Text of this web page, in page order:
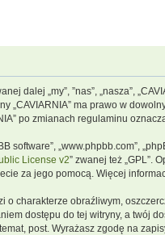
dalej „my”, ”nas”, „nasza”,
„CAVIARNIA” ma prawo w
po zmianach regulaminu
software”, „www.phpbb.com”,
License v2” zwanej też „GPL”.
za jego pomocą. Więcej
o charakterze obraźliwym,
dostępu do tej witryny, a twój
post. Wyrażasz zgodę na